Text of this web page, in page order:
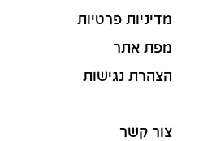
מדיניות פרטיות
מפת אתר
הצהרת נגישות
צור קשר